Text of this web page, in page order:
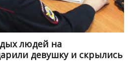
людей на
девушку и скрылись